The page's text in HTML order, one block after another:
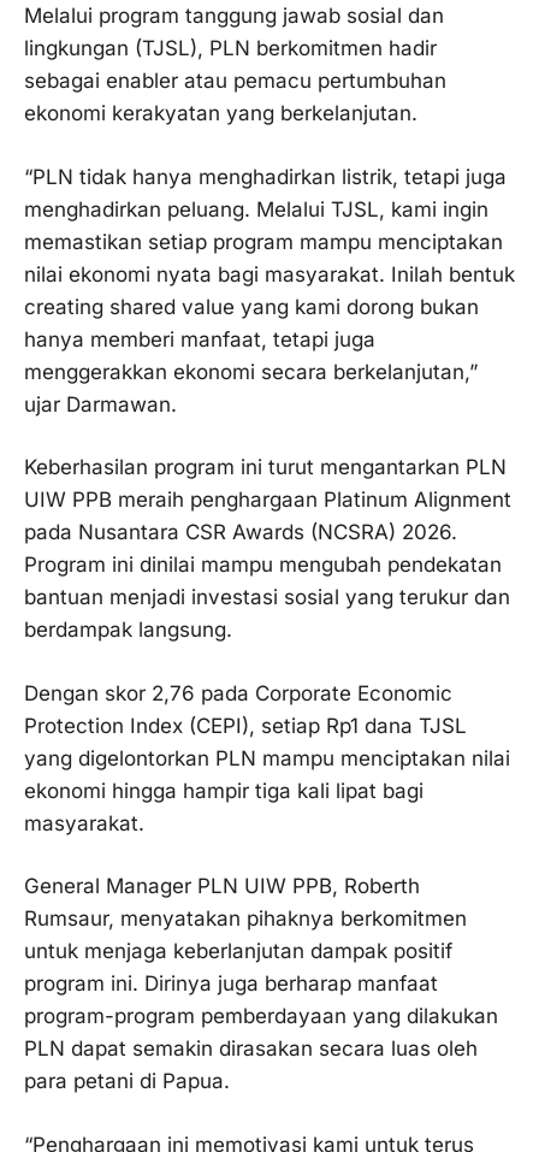
Melalui program tanggung jawab sosial dan
lingkungan (TJSL), PLN berkomitmen hadir
sebagai enabler atau pemacu pertumbuhan
ekonomi kerakyatan yang berkelanjutan.
“PLN tidak hanya menghadirkan listrik, tetapi juga
menghadirkan peluang. Melalui TJSL, kami ingin
memastikan setiap program mampu menciptakan
nilai ekonomi nyata bagi masyarakat. Inilah bentuk
creating shared value yang kami dorong bukan
hanya memberi manfaat, tetapi juga
menggerakkan ekonomi secara berkelanjutan,”
ujar Darmawan.
Keberhasilan program ini turut mengantarkan PLN
UIW PPB meraih penghargaan Platinum Alignment
pada Nusantara CSR Awards (NCSRA) 2026.
Program ini dinilai mampu mengubah pendekatan
bantuan menjadi investasi sosial yang terukur dan
berdampak langsung.
Dengan skor 2,76 pada Corporate Economic
Protection Index (CEPI), setiap Rp1 dana TJSL
yang digelontorkan PLN mampu menciptakan nilai
ekonomi hingga hampir tiga kali lipat bagi
masyarakat.
General Manager PLN UIW PPB, Roberth
Rumsaur, menyatakan pihaknya berkomitmen
untuk menjaga keberlanjutan dampak positif
program ini. Dirinya juga berharap manfaat
program-program pemberdayaan yang dilakukan
PLN dapat semakin dirasakan secara luas oleh
para petani di Papua.
“Penghargaan ini memotivasi kami untuk terus